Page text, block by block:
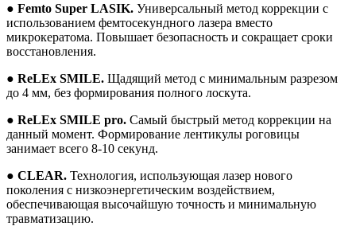
● Femto Super LASIK. Универсальный метод коррекции с
использованием фемтосекундного лазера вместо
микрокератома. Повышает безопасность и сокращает сроки
восстановления.
● ReLEx SMILE. Щадящий метод с минимальным разрезом
до 4 мм, без формирования полного лоскута.
● ReLEx SMILE pro. Самый быстрый метод коррекции на
данный момент. Формирование лентикулы роговицы
занимает всего 8-10 секунд.
● CLEAR. Технология, использующая лазер нового
поколения с низкоэнергетическим воздействием,
обеспечивающая высочайшую точность и минимальную
травматизацию.